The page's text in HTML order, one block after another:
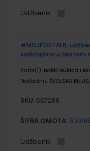
Udžbenik
#MOJPORTAL6;
sadržajima u šestom
Autor(i): Babić Bubica
Nakladnik: ŠKOLSKA
SKU: 567288
ŠIFRA OMOTA: 500163
Udžbenik